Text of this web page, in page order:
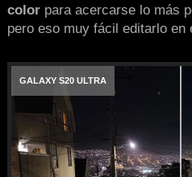
colorpara acercarse lo más
pero eso muy fácil editarlo en
GALAXY S20 ULTRA